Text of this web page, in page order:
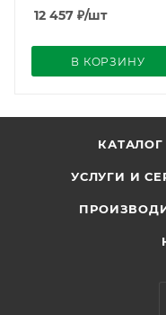
12 457 ₽/шт
В КОРЗИНУ
КАТАЛОГ
УСЛУГИ И